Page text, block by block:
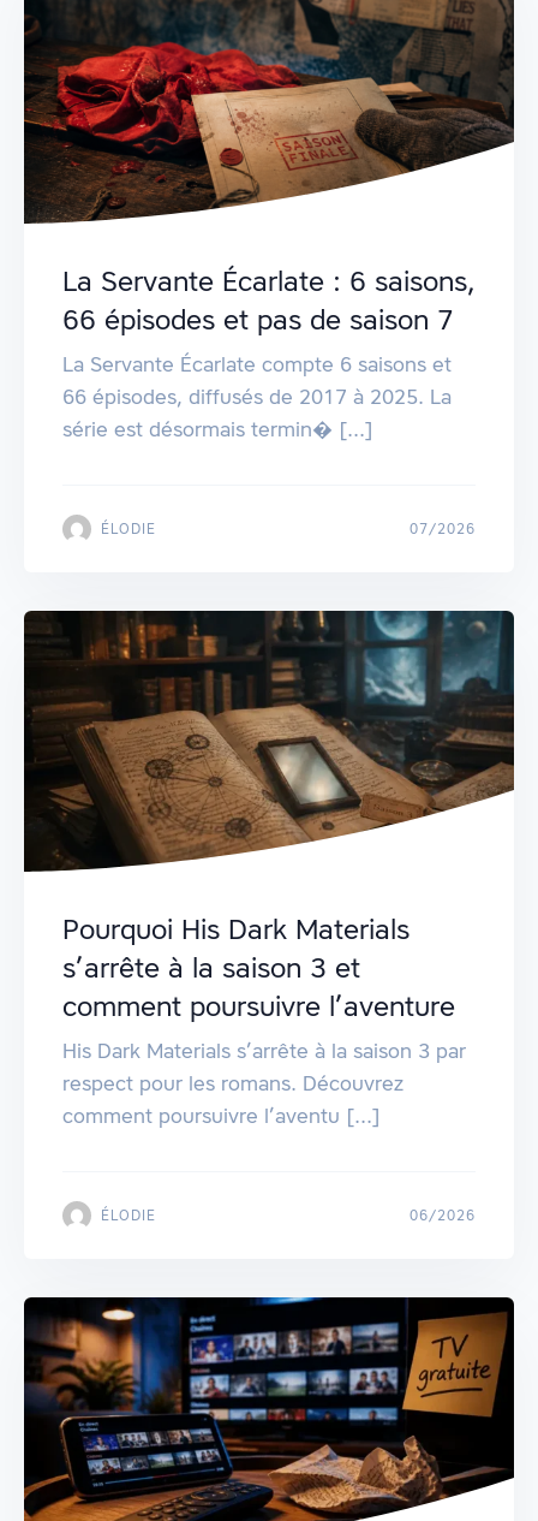
La Servante Écarlate : 6 saisons,
66 épisodes et pas de saison 7
La Servante Écarlate compte 6 saisons et
66 épisodes, diffusés de 2017 à 2025. La
série est désormais termin� [...]
ÉLODIE 07/2026
Pourquoi His Dark Materials
s’arrête à la saison 3 et
comment poursuivre l’aventure
His Dark Materials s’arrête à la saison 3 par
respect pour les romans. Découvrez
comment poursuivre l’aventu [...]
ÉLODIE 06/2026